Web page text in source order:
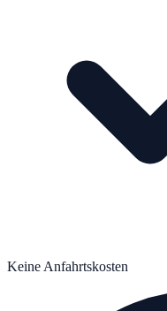
Keine Anfahrtskosten